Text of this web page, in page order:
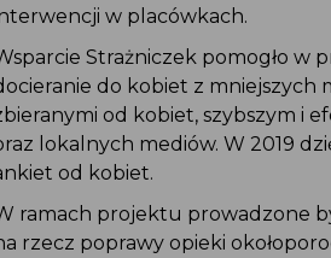
interwencji w placówkach.
Wsparcie Strażniczek pomogło
docieranie do kobiet z
zbieranymi od kobiet, szybszym i
oraz lokalnych mediów. W 2019
ankiet od kobiet.
W ramach projektu prowadzone
na rzecz poprawy opieki